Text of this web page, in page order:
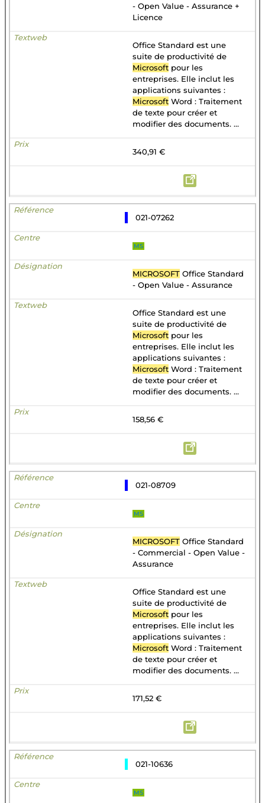
- Open Value - Assurance +
Licence
Office Standard est une
suite de productivité de
Microsoft pour les
entreprises. Elle inclut les
applications suivantes :
Microsoft Word : Traitement
de texte pour créer et
modifier des documents. ...
340,91 €
021-07262
MS
MICROSOFT Office Standard
- Open Value - Assurance
Office Standard est une
suite de productivité de
Microsoft pour les
entreprises. Elle inclut les
applications suivantes :
Microsoft Word : Traitement
de texte pour créer et
modifier des documents. ...
158,56 €
021-08709
MS
MICROSOFT Office Standard
- Commercial - Open Value -
Assurance
Office Standard est une
suite de productivité de
Microsoft pour les
entreprises. Elle inclut les
applications suivantes :
Microsoft Word : Traitement
de texte pour créer et
modifier des documents. ...
171,52 €
021-10636
MS